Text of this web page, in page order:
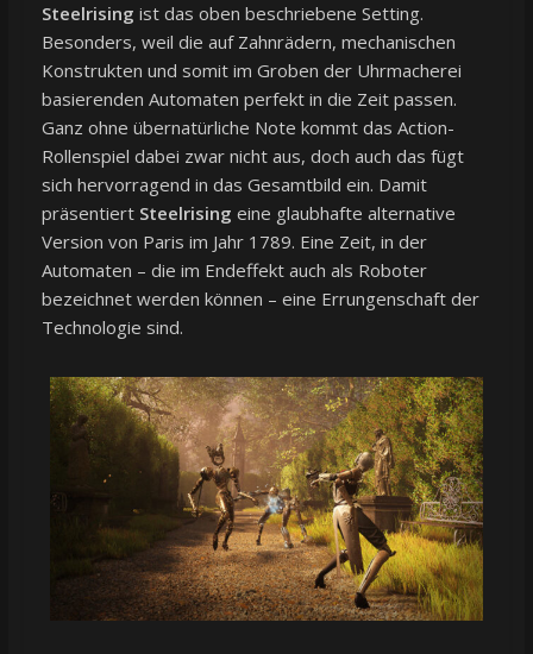
Steelrising ist das oben beschriebene Setting.
Besonders, weil die auf Zahnrädern, mechanischen
Konstrukten und somit im Groben der Uhrmacherei
basierenden Automaten perfekt in die Zeit passen.
Ganz ohne übernatürliche Note kommt das Action-
Rollenspiel dabei zwar nicht aus, doch auch das fügt
sich hervorragend in das Gesamtbild ein. Damit
präsentiert Steelrising eine glaubhafte alternative
Version von Paris im Jahr 1789. Eine Zeit, in der
Automaten – die im Endeffekt auch als Roboter
bezeichnet werden können – eine Errungenschaft der
Technologie sind.